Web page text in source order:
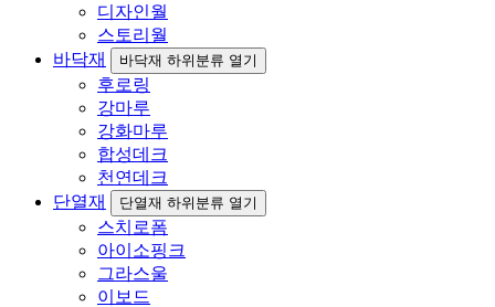
디자인월
스토리월
바닥재
바닥재 하위분류 열기
후로링
강마루
강화마루
합성데크
천연데크
단열재
단열재 하위분류 열기
스치로폼
아이소핑크
그라스울
이보드